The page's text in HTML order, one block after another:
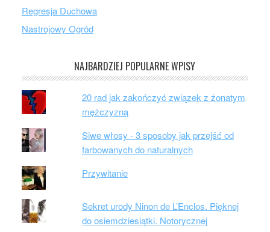
Regresja Duchowa
Nastrojowy Ogród
NAJBARDZIEJ POPULARNE WPISY
20 rad jak zakończyć związek z żonatym
mężczyzną
Siwe włosy - 3 sposoby jak przejść od
farbowanych do naturalnych
Przywitanie
Sekret urody Ninon de L’Enclos. Pięknej
do osiemdziesiątki. Notorycznej